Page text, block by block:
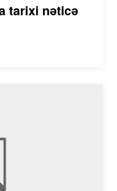
tarixi nəticə